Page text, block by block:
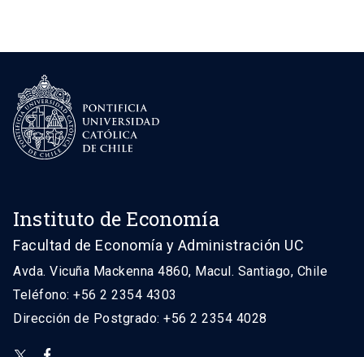
Instituto de Economía
Facultad de Economía y Administración UC
Avda. Vicuña Mackenna 4860, Macul. Santiago, Chile
Teléfono: +56 2 2354 4303
Dirección de Postgrado: +56 2 2354 4028